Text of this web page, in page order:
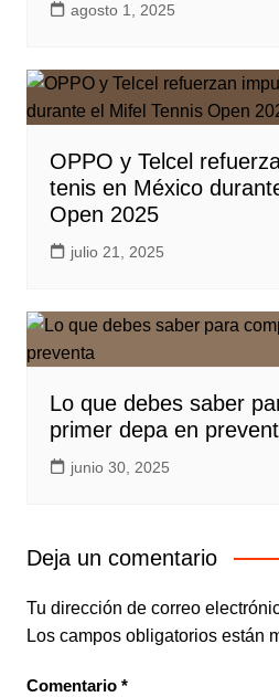
agosto 1, 2025
OPPO y Telcel
tenis en México
Open 2025
julio 21, 2025
Lo que debes saber
primer depa en
junio 30, 2025
Deja un comentario
Tu dirección de correo
Los campos obligatorios están
Comentario *